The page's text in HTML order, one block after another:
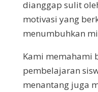
dianggap sulit
motivasi yang
menumbuhkan
Kami memahami
pembelajaran
menantang juga